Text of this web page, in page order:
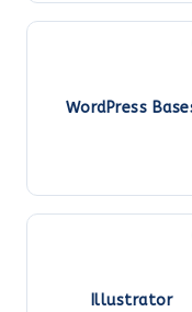
WordPress
Illustrator